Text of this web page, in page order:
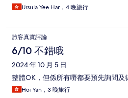
Ursula Yee Har，4 晚旅行
旅客真實評論
6/10 不錯哦
2024 年 10 月 5 日
整體OK，但係所有嘢都要預先詢問及
Hoi Yan，3 晚旅行